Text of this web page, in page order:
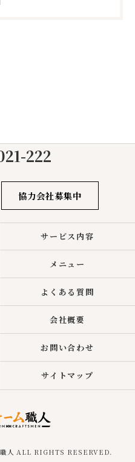
222
協力会社募集中
サービス内容
メニュー
よくある質問
会社概要
お問い合わせ
サイトマップ
人 ALL RIGHTS RESERVED.